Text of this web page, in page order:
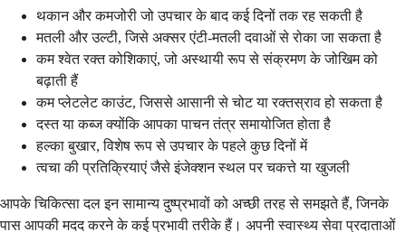
थकान और कमजोरी जो उपचार के बाद कई दिनों तक रह सकती है
मतली और उल्टी, जिसे अक्सर एंटी-मतली दवाओं से रोका जा सकता है
कम श्वेत रक्त कोशिकाएं, जो अस्थायी रूप से संक्रमण के जोखिम को
बढ़ाती हैं
कम प्लेटलेट काउंट, जिससे आसानी से चोट या रक्तस्राव हो सकता है
दस्त या कब्ज क्योंकि आपका पाचन तंत्र समायोजित होता है
हल्का बुखार, विशेष रूप से उपचार के पहले कुछ दिनों में
त्वचा की प्रतिक्रियाएं जैसे इंजेक्शन स्थल पर चकत्ते या खुजली
आपके चिकित्सा दल इन सामान्य दुष्प्रभावों को अच्छी तरह से समझते हैं, जिनके
पास आपकी मदद करने के कई प्रभावी तरीके हैं। अपनी स्वास्थ्य सेवा प्रदाताओं